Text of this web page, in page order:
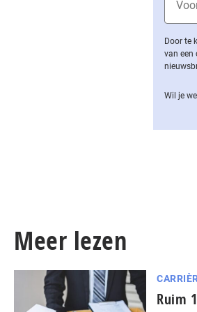
Door te
van een
Wil je
Meer lezen
Ruim